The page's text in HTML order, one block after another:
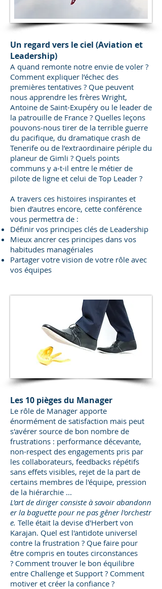
Un regard vers le ciel (Aviation et
Leadership)
A quand remonte notre envie de voler ?
Comment expliquer l’échec des
premières tentatives ? Que peuvent
nous apprendre les frères Wright,
Antoine de Saint-Exupéry ou le leader de
la patrouille de France ? Quelles leçons
pouvons-nous tirer de la terrible guerre
du pacifique, du dramatique crash de
Tenerife ou de l’extraordinaire périple du
planeur de Gimli ? Quels points
communs y a-t-il entre le métier de
pilote de ligne et celui de Top Leader ?
A travers ces histoires inspirantes et
bien d’autres encore, cette conférence
vous permettra de :
Définir vos principes clés de Leadership
Mieux ancrer ces principes dans vos
habitudes managériales
Partager votre vision de votre rôle avec
vos équipes
Les 10 pièges du Manager
Le rôle de Manager apporte
énormément de satisfaction mais peut
s'avérer source de bon nombre de
frustrations : performance décevante,
non-respect des engagements pris par
les collaborateurs, feedbacks répétifs
sans effets visibles, rejet de la part de
certains membres de l'équipe, pression
de la hiérarchie ...
L'art de diriger consiste à savoir abandonn
er la baguette pour ne pas gêner l'orchestr
e. Telle était la devise d'Herbert von
Karajan. Quel est l'antidote universel
contre la frustration ? Que faire pour
être compris en toutes circonstances
? Comment trouver le bon équilibre
entre Challenge et Support ? Comment
motiver et créer la confiance ?